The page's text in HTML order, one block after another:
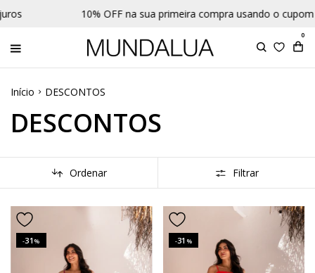
OFF na sua primeira compra usando o cupom BEMVINDA
0
Início DESCONTOS
DESCONTOS
Ordenar Filtrar
-31 % -31 %